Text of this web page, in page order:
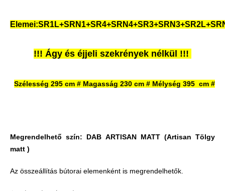
!!! Ágy és éjjeli szekrények nélkül !!!
Szélesség 295 cm # Magasság 230 cm # Mélység 395 cm #
Megrendelhető szín: DAB ARTISAN MATT(Artisan Tölgy
matt )
Az összeállítás bútorai elemenként is megrendelhetők.